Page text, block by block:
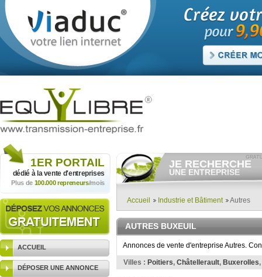
1ER PORTAIL
dédié à la vente d'entreprises
Plus de 100.000 repreneurs/mois
ACCUEIL
DÉPOSER UNE ANNONCE
JE RECHERCHE
UNE ENTREPRISE
Consulter gratuitementles
vendre.
Et/ou déposergratuitement
votre recherche d'entreprise.
RECHERCHER UNE
ANNONCE
Accueil Industrie et Bâtiment Autres
AUTRES BUXEUIL
Annonces de vente d'entreprise Autres.
Villes : Poitiers, Châtellerault, Buxerolles,